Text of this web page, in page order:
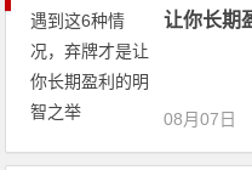
让你长期
08月07日